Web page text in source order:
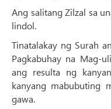
Ang salitang Zilzal sa
lindol.
Tinatalakay ng Surah
Pagkabuhay na Mag-
ang resulta ng
kanyang mabubuting
gawa.